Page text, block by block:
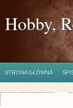
Hobby,
STRONA GŁÓWNA